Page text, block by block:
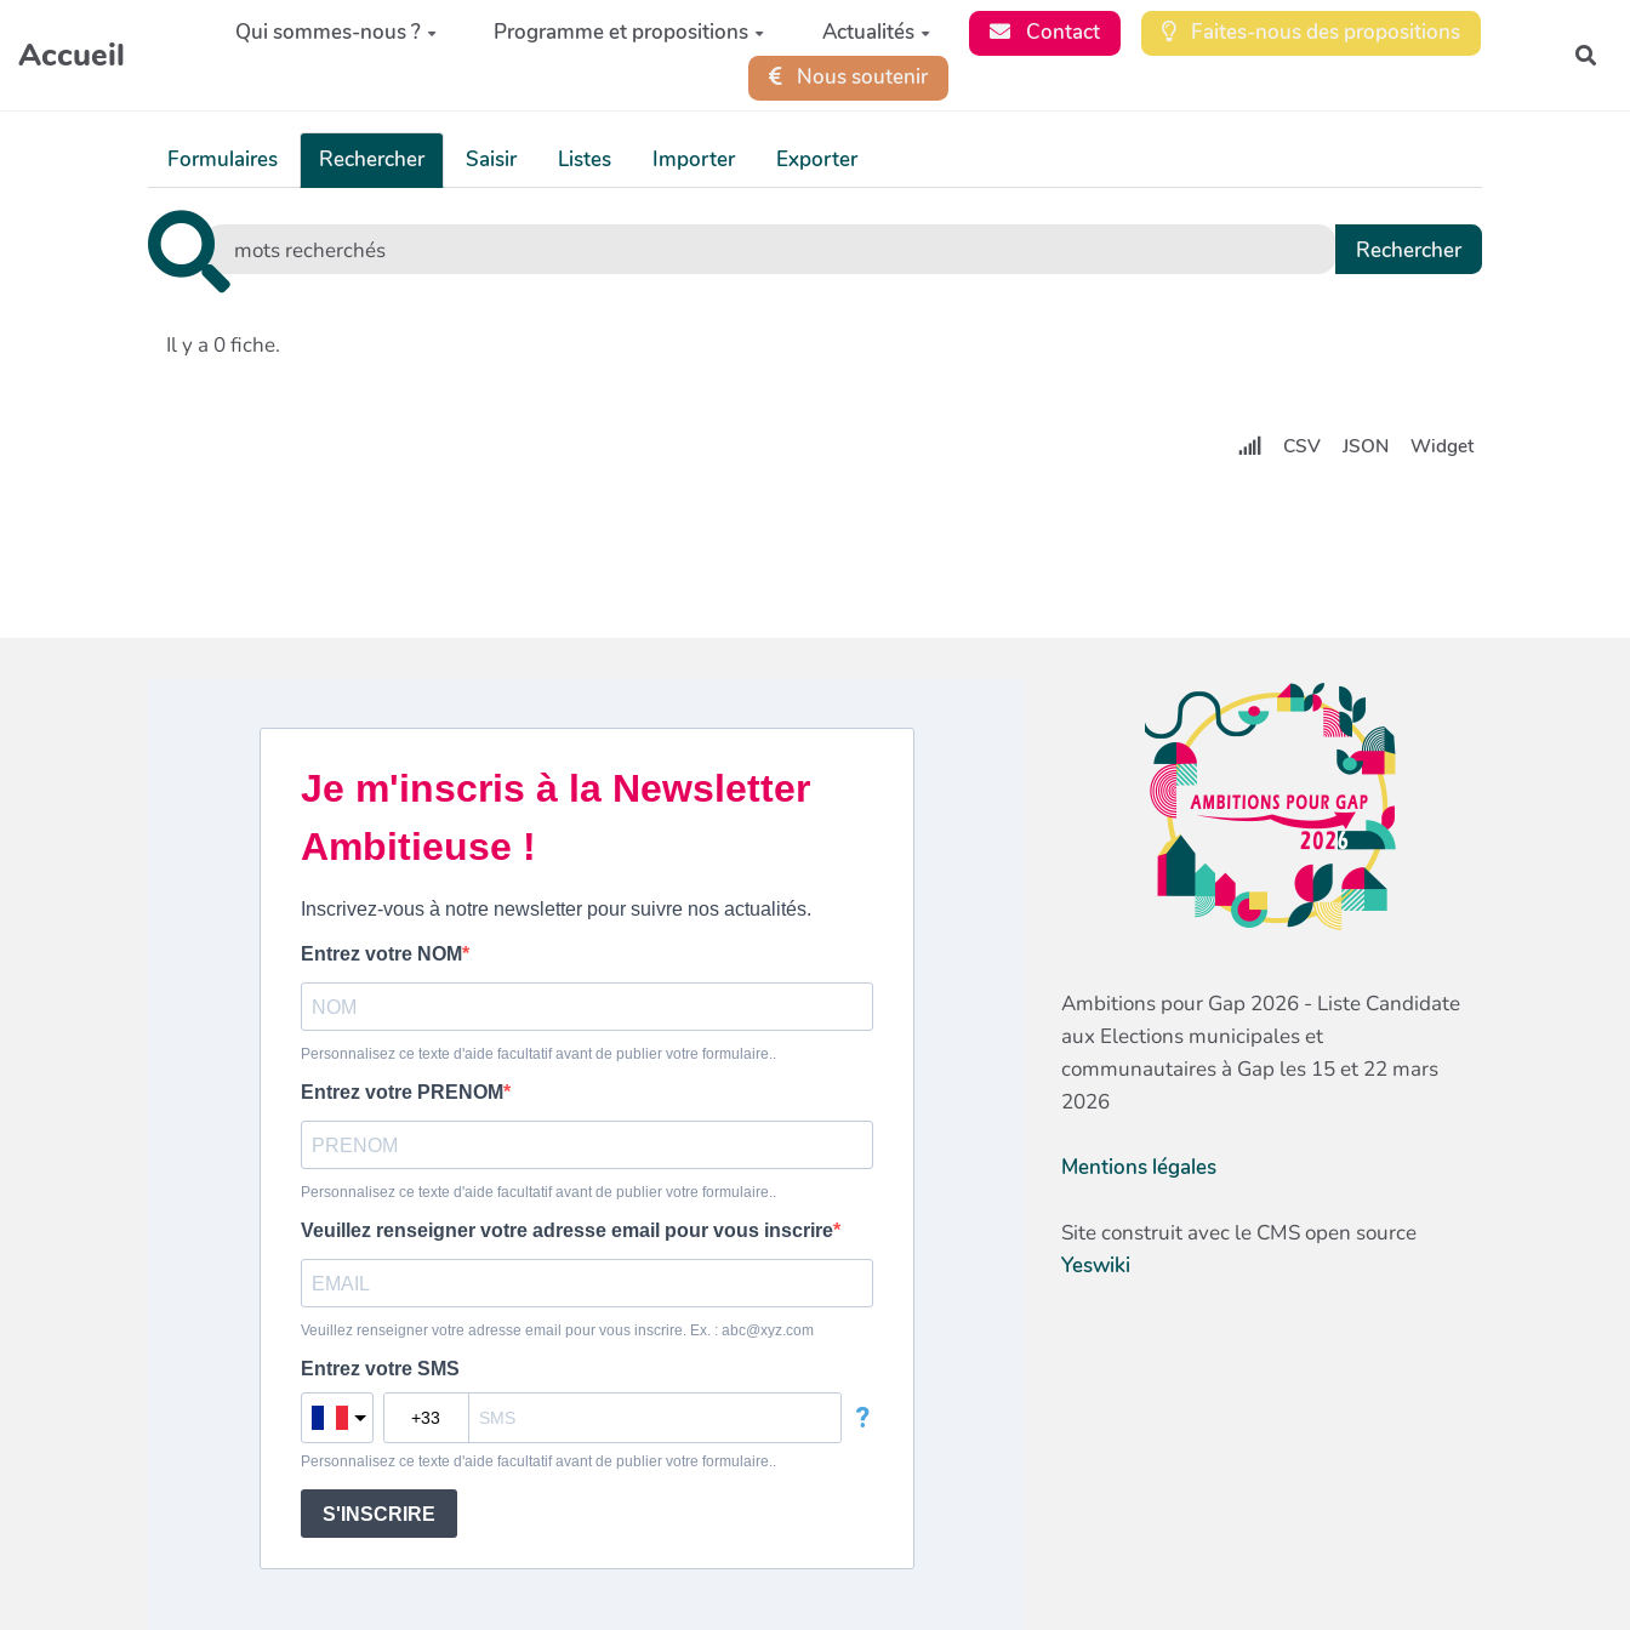
Aller au contenu principal
Accueil
Qui sommes-nous ? Programme et propositions Actualités Contact
Faites-nous des propositions
Nous soutenir
Formulaires Rechercher Saisir Listes Importer Exporter
Il y a 0 fiche.
CSV JSON Widget
Ambitions pour Gap 2026 - Liste Candidate
aux Elections municipales et
communautaires à Gap les 15 et 22 mars
2026
Mentions légales
Site construit avec le CMS open source
Yeswiki